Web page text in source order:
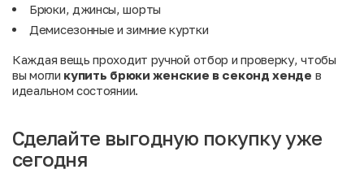
Брюки, джинсы, шорты
Демисезонные и зимние куртки
Каждая вещь проходит ручной отбор и проверку, чтобы
вы могли купить брюки женские в секонд хенде в
идеальном состоянии.
Сделайте выгодную покупку уже
сегодня